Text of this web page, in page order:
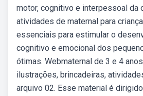
motor, cognitivo e interpessoal da
atividades de maternal para
essenciais para estimular o
cognitivo e emocional dos
ótimas. Webmaternal de 3 e 4
ilustrações, brincadeiras,
arquivo 02. Esse material é